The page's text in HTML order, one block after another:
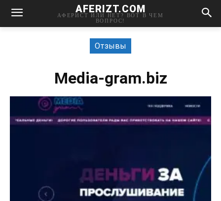
AFERIZT.COM
АФЕРИСТ ИЛИ НЕТ? ВОТ В ЧЕМ
ВОПРОС!
Отзывы
Media-gram.biz